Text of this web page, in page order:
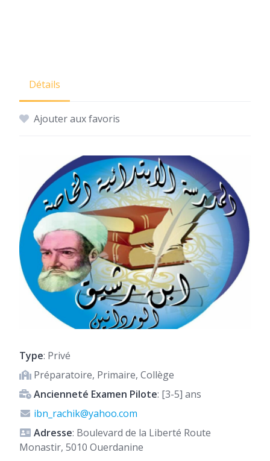
Détails
Ajouter aux favoris
Type: Privé
Préparatoire, Primaire, Collège
Ancienneté Examen Pilote: [3-5] ans
ibn_rachik@yahoo.com
Adresse: Boulevard de la Liberté Route
Monastir, 5010 Ouerdanine